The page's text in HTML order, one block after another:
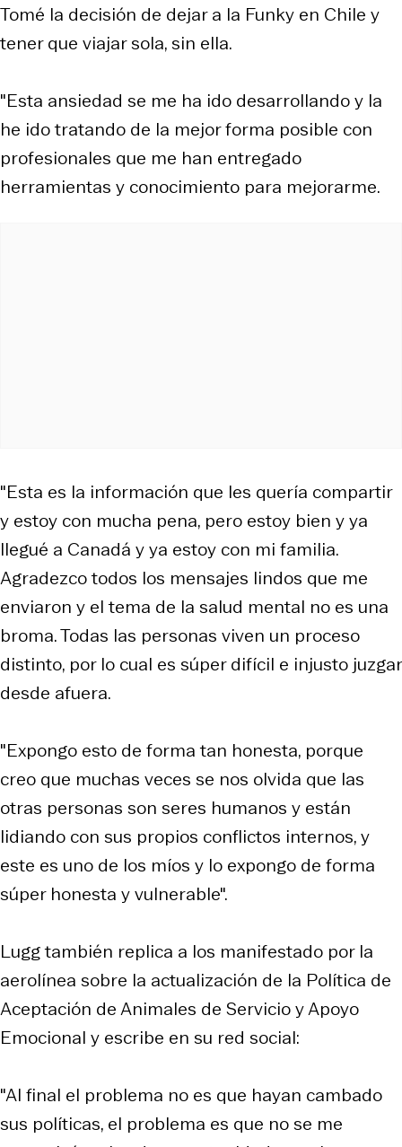
Tomé la decisión de dejar a la Funky en Chile y
tener que viajar sola, sin ella.
"Esta ansiedad se me ha ido desarrollando y la
he ido tratando de la mejor forma posible con
profesionales que me han entregado
herramientas y conocimiento para mejorarme.
"Esta es la información que les quería compartir
y estoy con mucha pena, pero estoy bien y ya
llegué a Canadá y ya estoy con mi familia.
Agradezco todos los mensajes lindos que me
enviaron y el tema de la salud mental no es una
broma. Todas las personas viven un proceso
distinto, por lo cual es súper difícil e injusto juzgar
desde afuera.
"Expongo esto de forma tan honesta, porque
creo que muchas veces se nos olvida que las
otras personas son seres humanos y están
lidiando con sus propios conflictos internos, y
este es uno de los míos y lo expongo de forma
súper honesta y vulnerable".
Lugg también replica a los manifestado por la
aerolínea sobre la actualización de la Política de
Aceptación de Animales de Servicio y Apoyo
Emocional y escribe en su red social:
"Al final el problema no es que hayan cambado
sus políticas, el problema es que no se me